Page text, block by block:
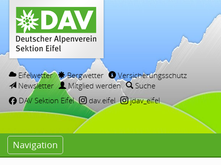
Eifelwetter Bergwetter
Versicherungsschutz
Newsletter
Mitglied werden
Suche
DAV Sektion Eifel
dav.eifel jdav_eifel
Navigation